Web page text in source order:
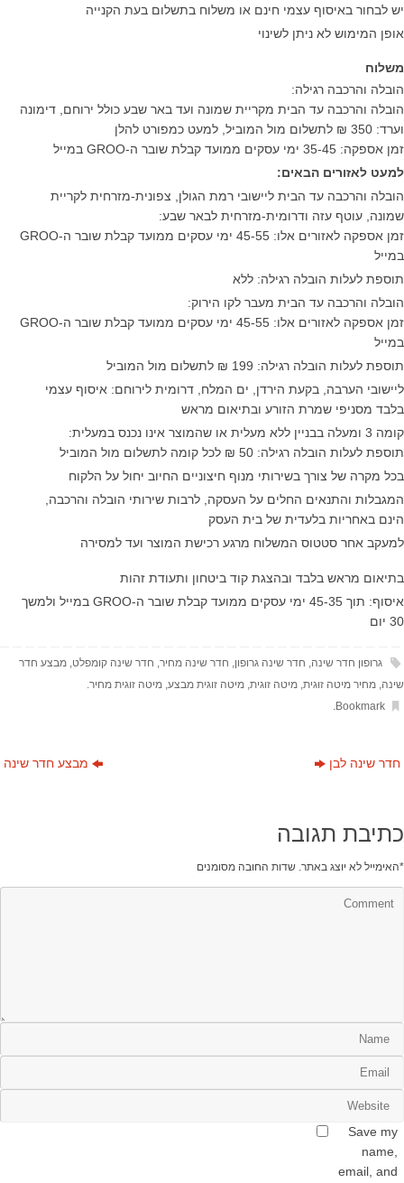
יש לבחור באיסוף עצמי חינם או משלוח בתשלום בעת הקנייה
אופן המימוש לא ניתן לשינוי
משלוח
הובלה והרכבה רגילה:
הובלה והרכבה עד הבית מקריית שמונה ועד באר שבע כולל ירוחם, דימונה
וערד: 350 ₪ לתשלום מול המוביל, למעט כמפורט להלן
זמן אספקה: 35-45 ימי עסקים ממועד קבלת שובר ה-GROO במייל
למעט לאזורים הבאים:
הובלה והרכבה עד הבית ליישובי רמת הגולן, צפונית-מזרחית לקריית
שמונה, עוטף עזה ודרומית-מזרחית לבאר שבע:
זמן אספקה לאזורים אלו: 45-55 ימי עסקים ממועד קבלת שובר ה-GROO
במייל
תוספת לעלות הובלה רגילה: ללא
הובלה והרכבה עד הבית מעבר לקו הירוק:
זמן אספקה לאזורים אלו: 45-55 ימי עסקים ממועד קבלת שובר ה-GROO
במייל
תוספת לעלות הובלה רגילה: 199 ₪ לתשלום מול המוביל
ליישובי הערבה, בקעת הירדן, ים המלח, דרומית לירוחם: איסוף עצמי
בלבד מסניפי שמרת הזורע ובתיאום מראש
קומה 3 ומעלה בבניין ללא מעלית או שהמוצר אינו נכנס במעלית:
תוספת לעלות הובלה רגילה: 50 ₪ לכל קומה לתשלום מול המוביל
בכל מקרה של צורך בשירותי מנוף חיצוניים החיוב יחול על הלקוח
המגבלות והתנאים החלים על העסקה, לרבות שירותי הובלה והרכבה,
הינם באחריות בלעדית של בית העסק
למעקב אחר סטטוס המשלוח מרגע רכישת המוצר ועד למסירה
בתיאום מראש בלבד ובהצגת קוד ביטחון ותעודת זהות
איסוף: תוך 45-35 ימי עסקים ממועד קבלת שובר ה-GROO במייל ולמשך
30 יום
גרופון חדר שינה חדר שינה גרופון חדר שינה מחיר, חדר שינה קומפלט מבצע חדר
שינה מחיר מיטה זוגית מיטה זוגית מיטה זוגית מבצע מיטה זוגית מחיר
Bookmark
מבצע חדר שינה חדר שינה לבן
כתיבת תגובה
האימייל לא יוצג באתר. שדות החובה מסומנים *
Save my
name,
email, and